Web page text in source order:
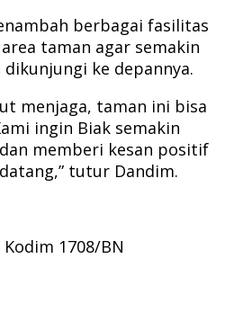
berbagai fasilitas
taman agar semakin
ke depannya.
menjaga, taman ini bisa
ingin Biak semakin
memberi kesan positif
tutur Dandim.
1708/BN